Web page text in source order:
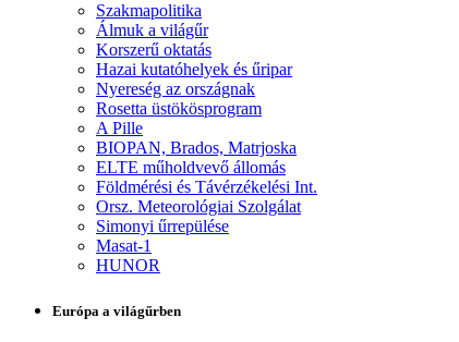
Szakmapolitika
Álmuk a világűr
Korszerű oktatás
Hazai kutatóhelyek és űripar
Nyereség az országnak
Rosetta üstökösprogram
A Pille
BIOPAN, Brados, Matrjoska
ELTE műholdvevő állomás
Földmérési és Távérzékelési Int.
Orsz. Meteorológiai Szolgálat
Simonyi űrrepülése
Masat-1
HUNOR
Európa a világűrben